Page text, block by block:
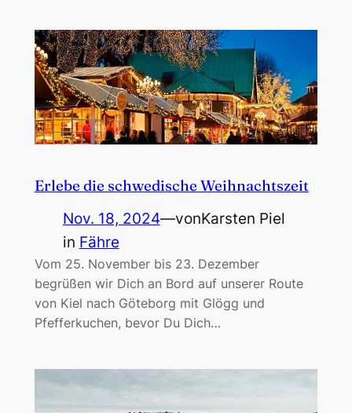
Erlebe die schwedische Weihnachtszeit
Nov. 18, 2024—vonKarsten Piel
in Fähre
Vom 25. November bis 23. Dezember
begrüßen wir Dich an Bord auf unserer Route
von Kiel nach Göteborg mit Glögg und
Pfefferkuchen, bevor Du Dich…